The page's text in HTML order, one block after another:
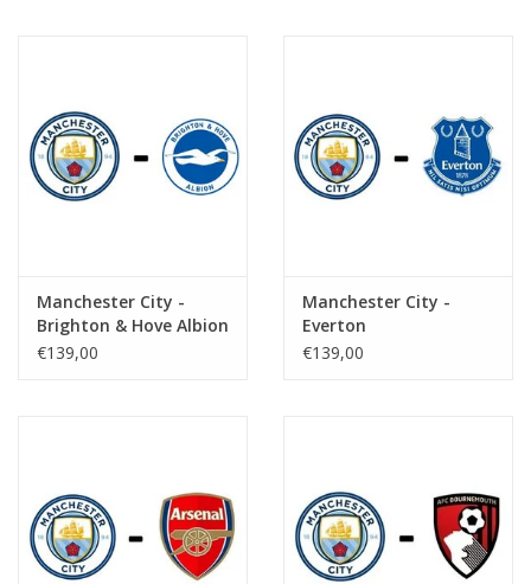
Manchester City -
Brighton & Hove Albion
€139,00
Manchester City -
Everton
€139,00